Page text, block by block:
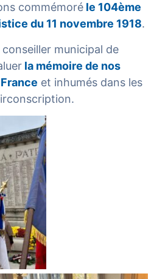
commémoré le 104ème
du 11 novembre 1918.
municipal de
la mémoire de nos
et inhumés dans les